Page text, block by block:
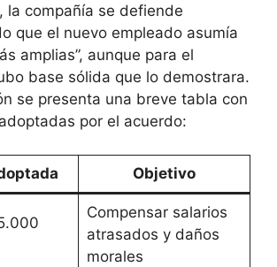
la compañía se defiende
que el nuevo empleado asumía
amplias”, aunque para el
base sólida que lo demostrara.
se presenta una breve tabla con
por el acuerdo:
Objetivo
Compensar salarios
atrasados y daños
morales